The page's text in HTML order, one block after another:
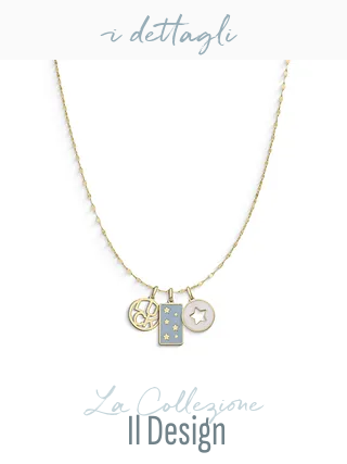
i dettagli
La Collezione
Il Design